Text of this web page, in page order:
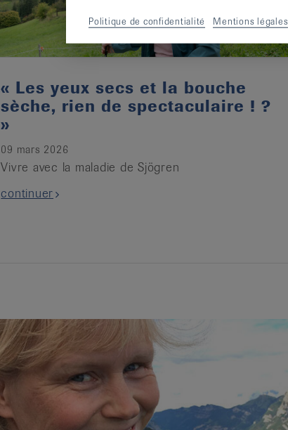
« Les yeux secs et la bouche
sèche, rien de spectaculaire ! ?
»
09 mars 2026
Vivre avec la maladie de Sjögren
continuer
Politique de confidentialité Mentions légales